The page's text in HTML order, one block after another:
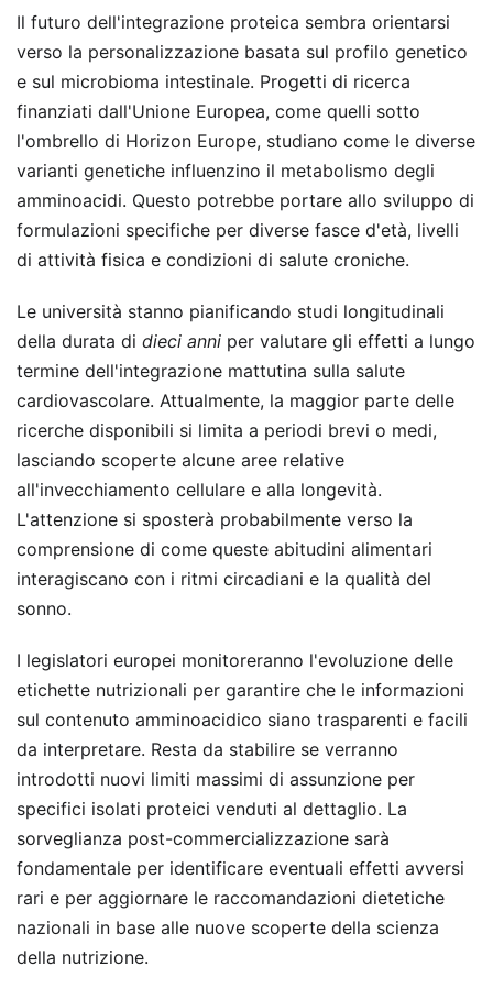
Il futuro dell'integrazione proteica sembra orientarsi
verso la personalizzazione basata sul profilo genetico
e sul microbioma intestinale. Progetti di ricerca
finanziati dall'Unione Europea, come quelli sotto
l'ombrello di Horizon Europe, studiano come le diverse
varianti genetiche influenzino il metabolismo degli
amminoacidi. Questo potrebbe portare allo sviluppo di
formulazioni specifiche per diverse fasce d'età, livelli
di attività fisica e condizioni di salute croniche.
Le università stanno pianificando studi longitudinali
della durata di dieci anni per valutare gli effetti a lungo
termine dell'integrazione mattutina sulla salute
cardiovascolare. Attualmente, la maggior parte delle
ricerche disponibili si limita a periodi brevi o medi,
lasciando scoperte alcune aree relative
all'invecchiamento cellulare e alla longevità.
L'attenzione si sposterà probabilmente verso la
comprensione di come queste abitudini alimentari
interagiscano con i ritmi circadiani e la qualità del
sonno.
I legislatori europei monitoreranno l'evoluzione delle
etichette nutrizionali per garantire che le informazioni
sul contenuto amminoacidico siano trasparenti e facili
da interpretare. Resta da stabilire se verranno
introdotti nuovi limiti massimi di assunzione per
specifici isolati proteici venduti al dettaglio. La
sorveglianza post-commercializzazione sarà
fondamentale per identificare eventuali effetti avversi
rari e per aggiornare le raccomandazioni dietetiche
nazionali in base alle nuove scoperte della scienza
della nutrizione.